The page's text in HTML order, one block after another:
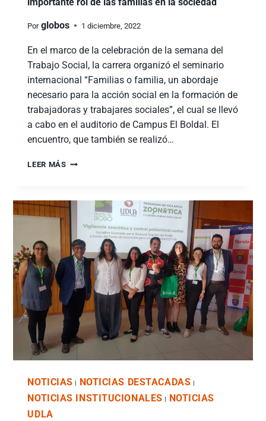
Por globos 1 diciembre, 2022
En el marco de la celebración de la semana del
Trabajo Social, la carrera organizó el seminario
internacional “Familias o familia, un abordaje
necesario para la acción social en la formación de
trabajadoras y trabajares sociales”, el cual se llevó
a cabo en el auditorio de Campus El Boldal. El
encuentro, que también se realizó…
LEER MÁS
NOTICIAS NOTICIAS DESTACADAS
NOTICIAS INSTITUCIONALES
NOTICIAS
UDLA